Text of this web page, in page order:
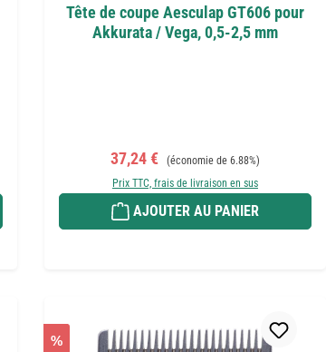
Tête de coupe Aesculap GT606 pour
Akkurata / Vega, 0,5-2,5 mm
Prix de vente :
37,24 € Prix régulier :
(économie de 6.88%)
Prix TTC, frais de livraison en sus
AJOUTER AU PANIER
%